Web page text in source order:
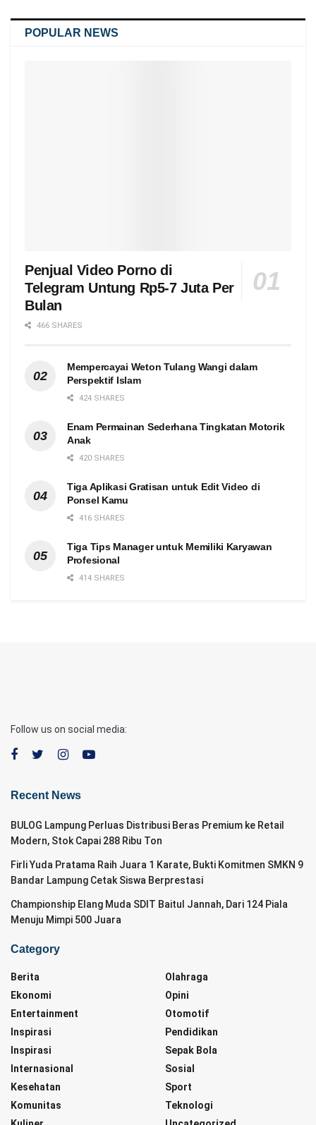
POPULAR NEWS
Penjual Video Porno di
Telegram Untung Rp5-7 Juta Per
Bulan
466 SHARES
Mempercayai Weton Tulang Wangi dalam
Perspektif Islam
424 SHARES
Enam Permainan Sederhana Tingkatan Motorik
Anak
420 SHARES
Tiga Aplikasi Gratisan untuk Edit Video di
Ponsel Kamu
416 SHARES
Tiga Tips Manager untuk Memiliki Karyawan
Profesional
414 SHARES
Follow us on social media:
Recent News
BULOG Lampung Perluas Distribusi Beras Premium ke Retail
Modern, Stok Capai 288 Ribu Ton
Firli Yuda Pratama Raih Juara 1 Karate, Bukti Komitmen SMKN 9
Bandar Lampung Cetak Siswa Berprestasi
Championship Elang Muda SDIT Baitul Jannah, Dari 124 Piala
Menuju Mimpi 500 Juara
Category
Berita
Ekonomi
Entertainment
Inspirasi
Inspirasi
Internasional
Kesehatan
Komunitas
Olahraga
Opini
Otomotif
Pendidikan
Sepak Bola
Sosial
Sport
Teknologi